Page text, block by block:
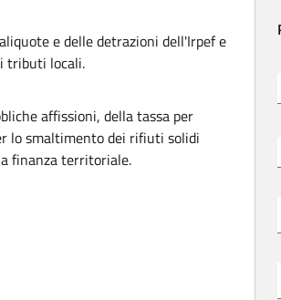
e delle detrazioni dell'Irpef e
tributi locali.
affissioni, della tassa per
lo smaltimento dei rifiuti solidi
finanza territoriale.